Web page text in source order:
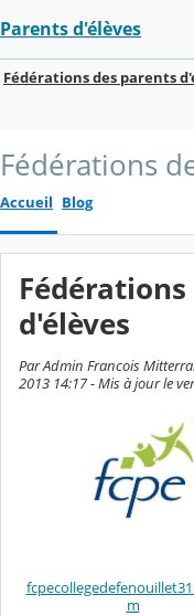
Parents d'élèves
Fédérations des parents
Fédérations
Accueil Blog
d'élèves
Par Admin Francois
2013 14:17 - Mis à jour le
m